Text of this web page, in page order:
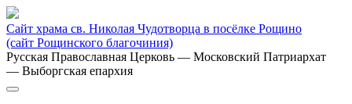
Сайт храма св. Николая Чудотворца в посёлке Рощино
(сайт Рощинского благочиния)
Русская Православная Церковь — Московский Патриархат
— Выборгская епархия